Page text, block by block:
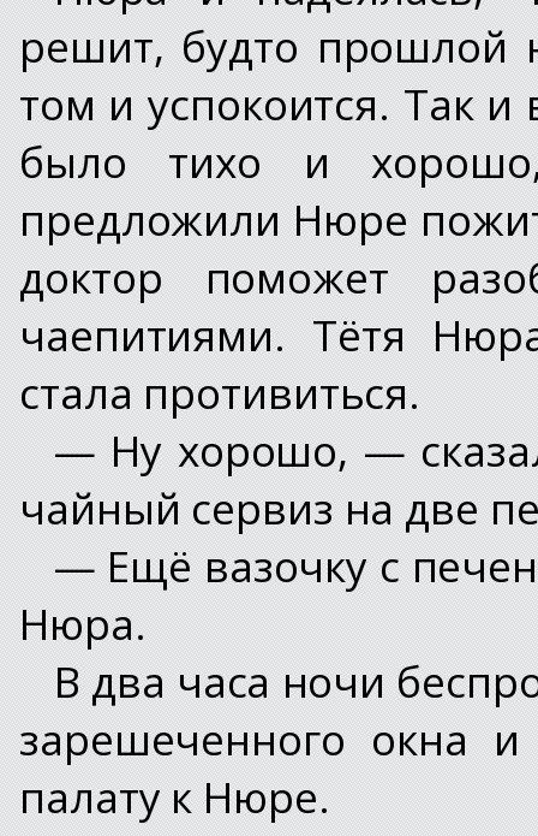
решит, будто прошлой
том и успокоится. Так
было тихо и
предложили Нюре
доктор поможет
чаепитиями. Тётя
стала противиться.
— Ну хорошо, —
чайный сервиз на две
— Ещё вазочку с
Нюра.
В два часа ночи
зарешеченного окна
палату к Нюре.